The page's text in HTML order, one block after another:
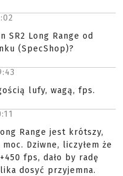
SR2 Long Range od
(SpecShop)?
lufy, wagą, fps.
Range jest krótszy,
Dziwne, liczyłem że
fps, dało by radę
dosyć przyjemna.